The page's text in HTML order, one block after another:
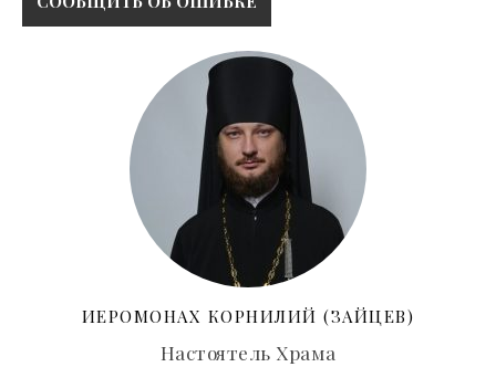
ИЕРОМОНАХ КОРНИЛИЙ (ЗАЙЦЕВ)
Настоятель Храма